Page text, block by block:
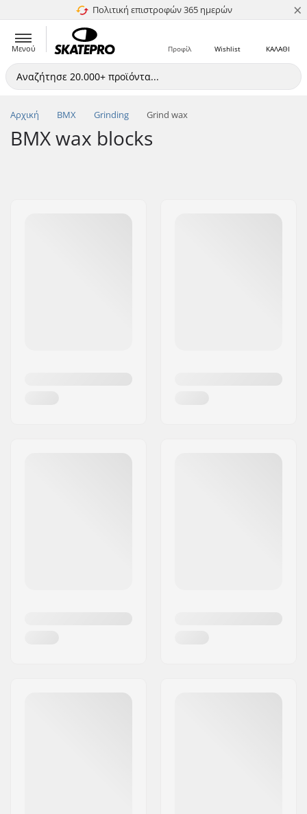
Πολιτική επιστροφών 365 ημερών
4.8 στα 5 ×
Μενού ΚΑΛΑΘΙ
Wishlist
Προφίλ
Αρχική BMX Grinding Grind wax
BMX wax blocks